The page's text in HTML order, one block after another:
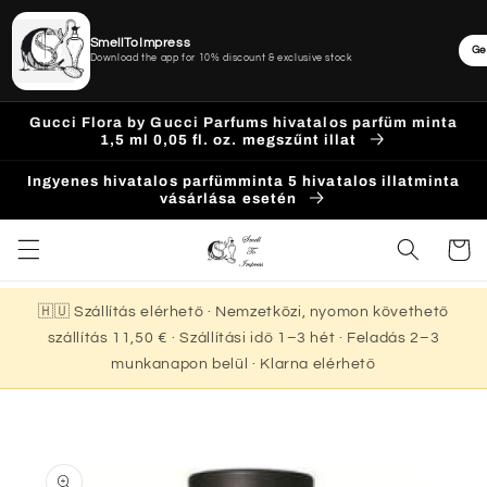
Ugrás a
tartalomhoz
Gucci Flora by Gucci Parfums hivatalos parfüm minta
1,5 ml 0,05 fl. oz. megszűnt illat
Ingyenes hivatalos parfümminta 5 hivatalos illatminta
vásárlása esetén
Kosár
🇭🇺 Szállítás elérhető · Nemzetközi, nyomon követhető
szállítás 11,50 € · Szállítási idő 1–3 hét · Feladás 2–3
munkanapon belül · Klarna elérhető
a
SmellToImpress
Download the app for 10% discount & exclusive stock